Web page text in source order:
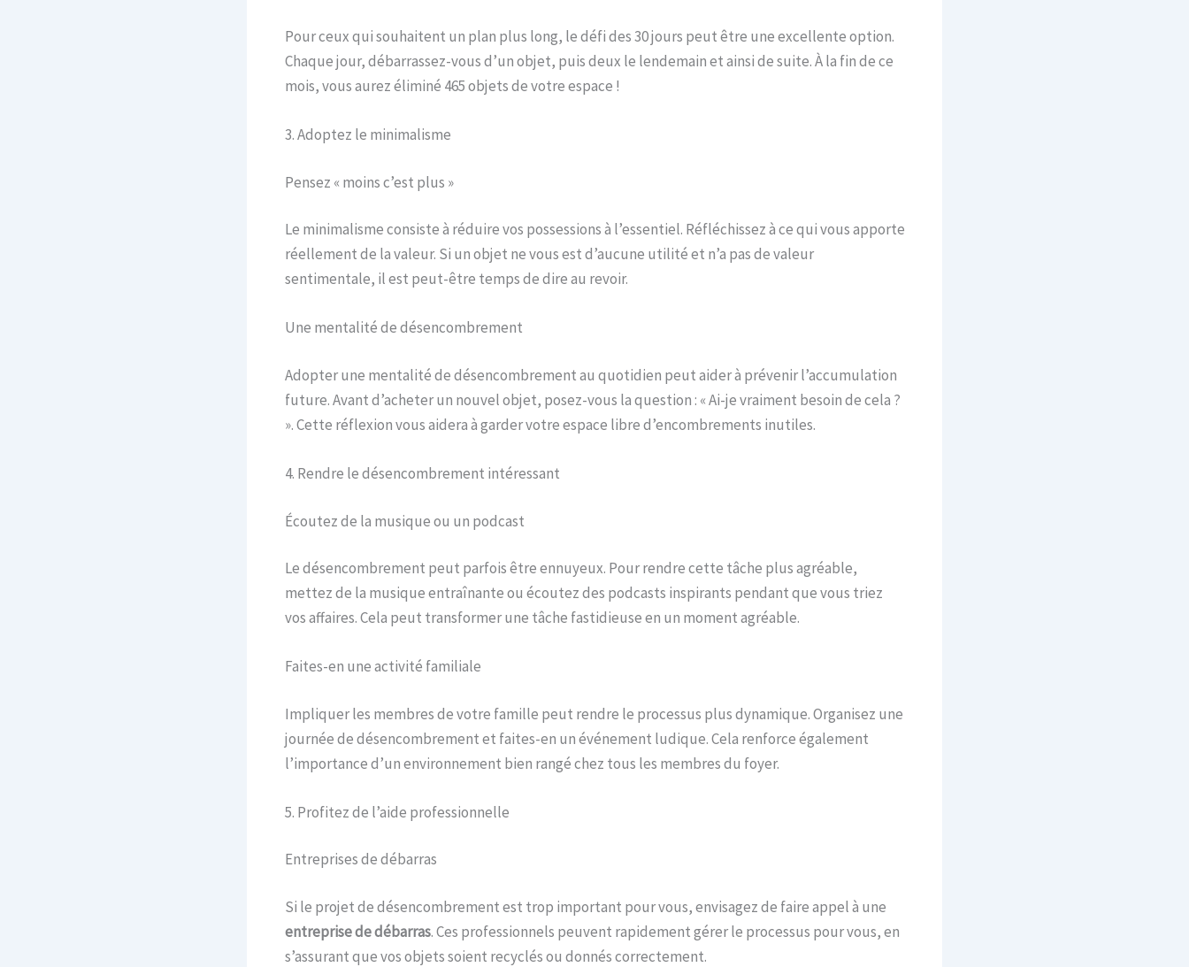
Pour ceux qui souhaitent un plan plus long, le défi des 30 jours peut être une excellente option.
Chaque jour, débarrassez-vous d’un objet, puis deux le lendemain et ainsi de suite. À la fin de ce
mois, vous aurez éliminé 465 objets de votre espace !
3. Adoptez le minimalisme
Pensez « moins c’est plus »
Le minimalisme consiste à réduire vos possessions à l’essentiel. Réfléchissez à ce qui vous apporte
réellement de la valeur. Si un objet ne vous est d’aucune utilité et n’a pas de valeur
sentimentale, il est peut-être temps de dire au revoir.
Une mentalité de désencombrement
Adopter une mentalité de désencombrement au quotidien peut aider à prévenir l’accumulation
future. Avant d’acheter un nouvel objet, posez-vous la question : « Ai-je vraiment besoin de cela ?
». Cette réflexion vous aidera à garder votre espace libre d’encombrements inutiles.
4. Rendre le désencombrement intéressant
Écoutez de la musique ou un podcast
Le désencombrement peut parfois être ennuyeux. Pour rendre cette tâche plus agréable,
mettez de la musique entraînante ou écoutez des podcasts inspirants pendant que vous triez
vos affaires. Cela peut transformer une tâche fastidieuse en un moment agréable.
Faites-en une activité familiale
Impliquer les membres de votre famille peut rendre le processus plus dynamique. Organisez une
journée de désencombrement et faites-en un événement ludique. Cela renforce également
l’importance d’un environnement bien rangé chez tous les membres du foyer.
5. Profitez de l’aide professionnelle
Entreprises de débarras
Si le projet de désencombrement est trop important pour vous, envisagez de faire appel à une
entreprise de débarras. Ces professionnels peuvent rapidement gérer le processus pour vous, en
s’assurant que vos objets soient recyclés ou donnés correctement.